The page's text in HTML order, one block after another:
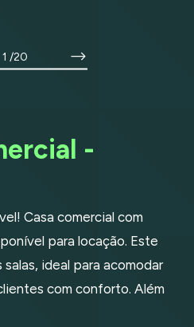
1 /20
-
Casa comercial com
para locação. Este
ideal para acomodar
com conforto. Além